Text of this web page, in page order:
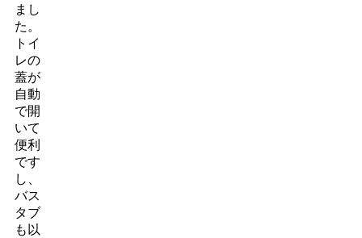
まし
た。
トイ
レの
蓋が
自動
で開
いて
便利
です
し、
バス
タブ
も以